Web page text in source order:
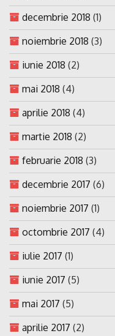
decembrie 2018 (1)
noiembrie 2018 (3)
iunie 2018 (2)
mai 2018 (4)
aprilie 2018 (4)
martie 2018 (2)
februarie 2018 (3)
decembrie 2017 (6)
noiembrie 2017 (1)
octombrie 2017 (4)
iulie 2017 (1)
iunie 2017 (5)
mai 2017 (5)
aprilie 2017 (2)